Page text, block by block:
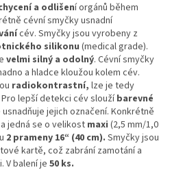
a odlišení orgánů během
cévní smyčky usnadní
cév. Smyčky jsou vyrobeny z
silikonu (medical grade).
velmi silný a odolný. Cévní smyčky
a hladce kloužou kolem cév.
radiokontrastní, lze je tedy
lepší detekci cév sloužíbarevné
jejich označení. Konkrétně
a jedná se o velikost maxi (2,5 mm/1,0
2 prameny 16“ (40 cm). Smyčky jsou
kartě, což zabrání zamotání a
V balení je 50 ks.